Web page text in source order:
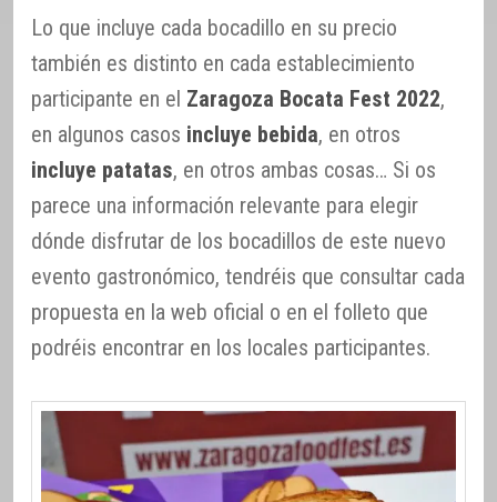
Lo que incluye cada bocadillo en su precio
también es distinto en cada establecimiento
participante en el Zaragoza Bocata Fest 2022,
en algunos casos incluye bebida, en otros
incluye patatas, en otros ambas cosas… Si os
parece una información relevante para elegir
dónde disfrutar de los bocadillos de este nuevo
evento gastronómico, tendréis que consultar cada
propuesta en la web oficial o en el folleto que
podréis encontrar en los locales participantes.